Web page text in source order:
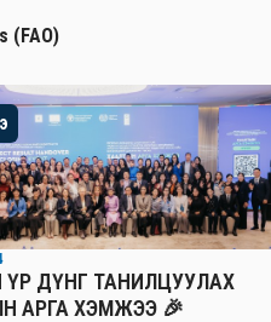
(FAO)
ҮР ДҮНГ ТАНИЛЦУУЛАХ
АРГА ХЭМЖЭЭ 🎉